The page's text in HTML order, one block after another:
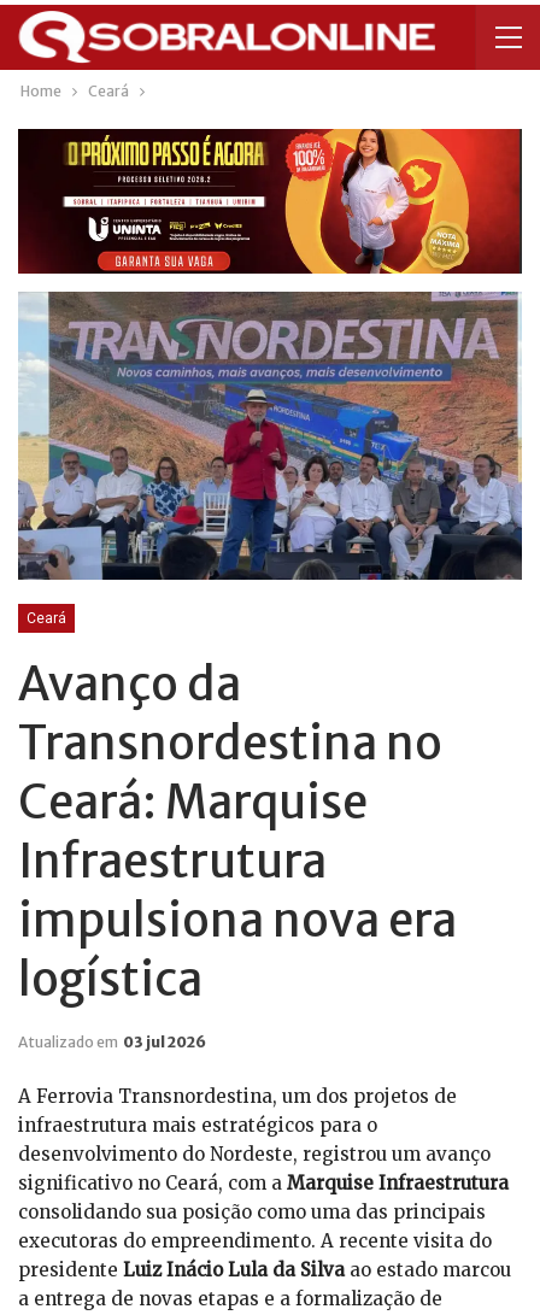
Home Ceará
Ceará
Avanço da
Transnordestina no
Ceará: Marquise
Infraestrutura
impulsiona nova era
logística
Atualizado em 03 jul 2026
A Ferrovia Transnordestina, um dos projetos de
infraestrutura mais estratégicos para o
desenvolvimento do Nordeste, registrou um avanço
significativo no Ceará, com a Marquise Infraestrutura
consolidando sua posição como uma das principais
executoras do empreendimento. A recente visita do
presidente Luiz Inácio Lula da Silvaao estado marcou
a entrega de novas etapas e a formalização de